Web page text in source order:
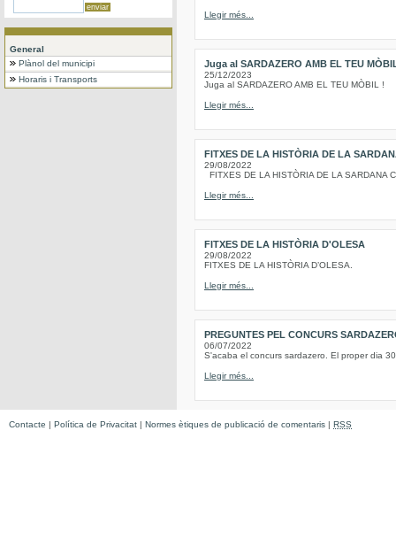
General
Plànol del municipi
Horaris i Transports
Llegir més...
Juga al SARDAZERO AMB EL TEU
25/12/2023
Juga al SARDAZERO AMB EL TEU MÒBIL !
Llegir més...
FITXES DE LA HISTÒRIA DE LA
29/08/2022
FITXES DE LA HISTÒRIA DE LA
Llegir més...
FITXES DE LA HISTÒRIA D'OLESA
29/08/2022
FITXES DE LA HISTÒRIA D’OLESA.
Llegir més...
PREGUNTES PEL CONCURS
06/07/2022
S'acaba el concurs sardazero. El proper dia
Llegir més...
Contacte | Política de Privacitat | Normes ètiques de publicació de comentaris | RSS